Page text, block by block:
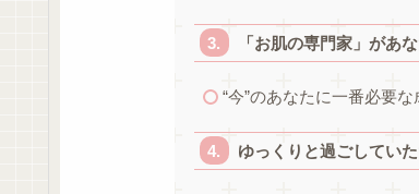
「お肌の専門家」があ
“今”のあなたに一番必要
ゆっくりと過ごしてい